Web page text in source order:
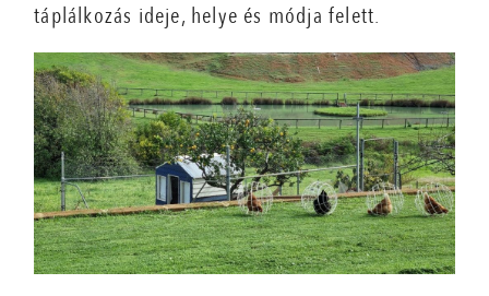
táplálkozás ideje, helye és módja felett.